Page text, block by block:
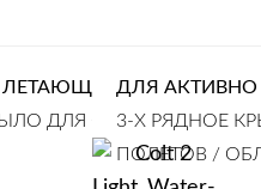
ПИЛОТОВ (EN
ДЛЯ СВОБОДНЫХ
ДЛЯ АКТИВНО
3-Х РЯДНОЕ
ПОЛЕТОВ /